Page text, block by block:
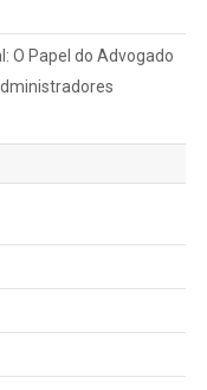
O Papel do Advogado